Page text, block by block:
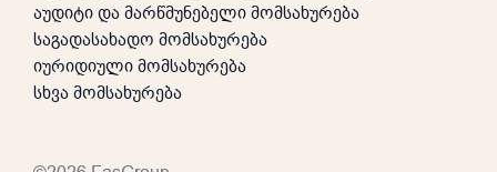
აუდიტი და მარწმუნებელი მომსახურება
საგადასახადო მომსახურება
იურიდიული მომსახურება
სხვა მომსახურება